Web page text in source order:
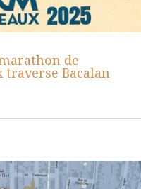
de
traverse Bacalan